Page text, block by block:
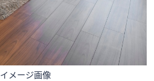
イメージ画像